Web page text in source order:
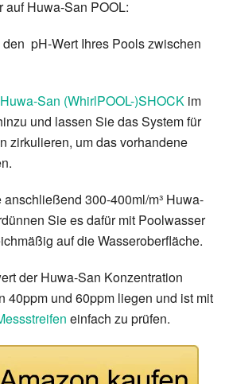
Huwa-San POOL:
pH-Wert Ihres Pools zwischen
Huwa-San (WhirlPOOL-)SHOCK im
und lassen Sie das System für
zirkulieren, um das vorhandene
anschließend 300-400ml/m³ Huwa-
Sie es dafür mit Poolwasser
auf die Wasseroberfläche.
der Huwa-San Konzentration
40ppm und 60ppm liegen und ist mit
einfach zu prüfen.